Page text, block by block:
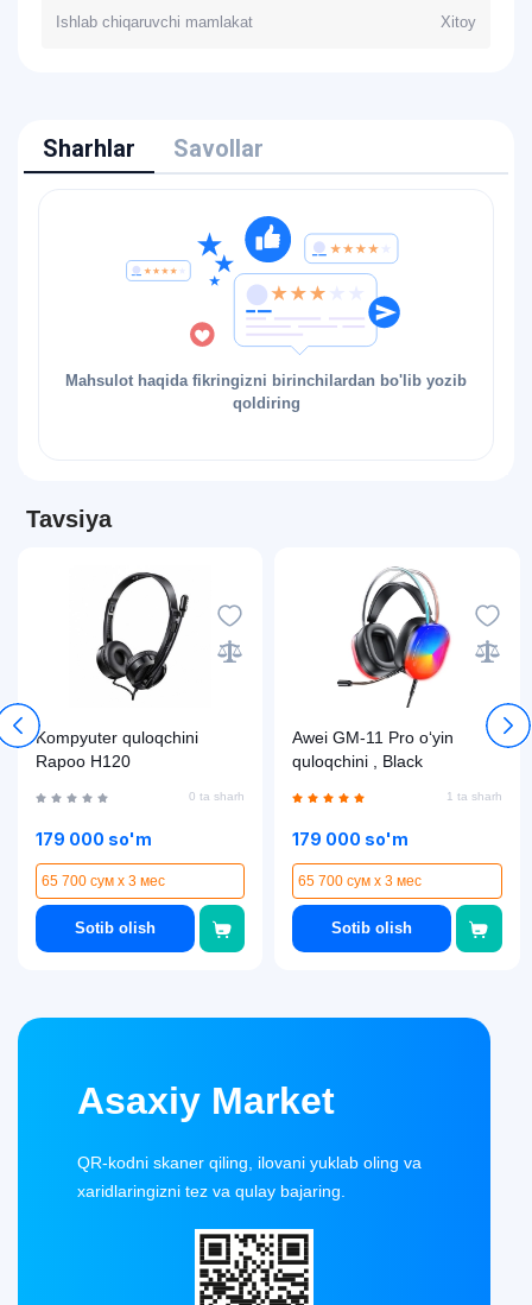
Ishlab chiqaruvchi mamlakat Xitoy
Sharhlar Savollar
Mahsulot haqida fikringizni birinchilardan bo'lib yozib
qoldiring
Tavsiya
Kompyuter quloqchini
Rapoo H120
0 ta sharh
179 000 so'm
65 700 сум x 3 мес
Sotib olish
Awei GM-11 Pro o‘yin
quloqchini , Black
1 ta sharh
179 000 so'm
65 700 сум x 3 мес
Sotib olish
Asaxiy Market
QR-kodni skaner qiling, ilovani yuklab oling va
xaridlaringizni tez va qulay bajaring.